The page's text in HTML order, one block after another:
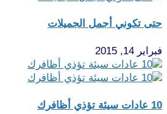
حتى تكوني أجمل الجميلات
فبراير 14, 2015
10 عادات سيئة تؤذي أظافرك